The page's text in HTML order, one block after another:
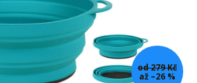
od 279 Kč
až –26 %